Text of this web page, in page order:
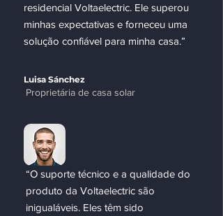
residencial Voltaelectric. Ele superou
minhas expectativas e forneceu uma
solução confiável para minha casa.”
Luisa Sánchez
Proprietária de casa solar
“O suporte técnico e a qualidade do
produto da Voltaelectric são
inigualáveis. Eles têm sido